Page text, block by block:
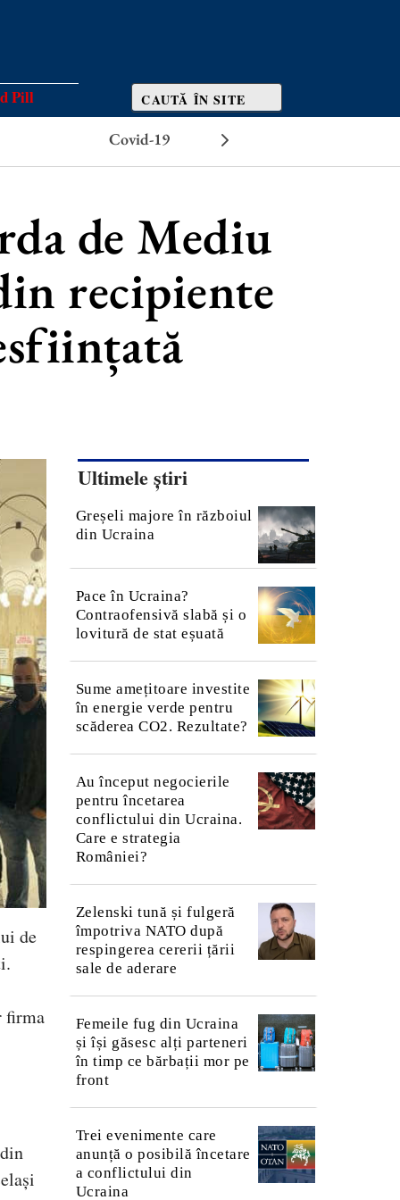
Pill
Covid-19
de Mediu
recipiente
de
firma
Ultimele știri
Greșeli majore în războiul
din Ucraina
Pace în Ucraina?
Contraofensivă slabă și o
lovitură de stat eșuată
Sume amețitoare investite
în energie verde pentru
scăderea CO2. Rezultate?
Au început negocierile
pentru încetarea
conflictului din Ucraina.
Care e strategia
României?
Zelenski tună și fulgeră
împotriva NATO după
respingerea cererii țării
sale de aderare
Femeile fug din Ucraina
și își găsesc alți parteneri
în timp ce bărbații mor pe
front
Trei evenimente care
anunță o posibilă încetare
a conflictului din
Ucraina